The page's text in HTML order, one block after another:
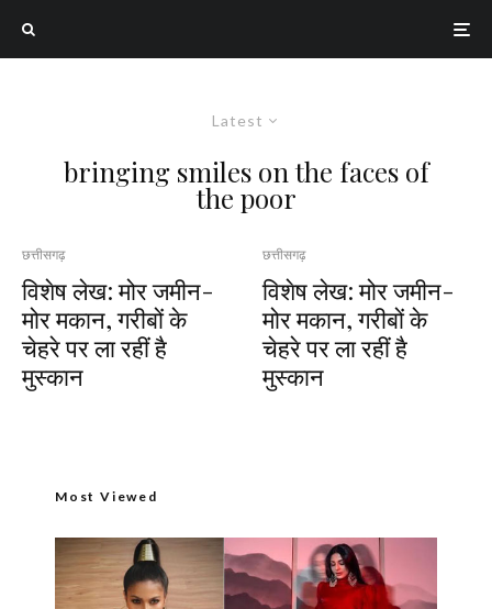
Latest
bringing smiles on the faces of
the poor
छत्तीसगढ़
विशेष लेख: मोर जमीन-
मोर मकान, गरीबों के
चेहरे पर ला रहीं है
मुस्कान
छत्तीसगढ़
विशेष लेख: मोर जमीन-
मोर मकान, गरीबों के
चेहरे पर ला रहीं है
मुस्कान
Most Viewed